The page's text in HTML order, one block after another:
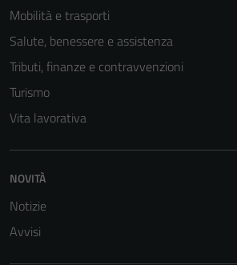
Mobilità e trasporti
Salute, benessere e assistenza
Tributi, finanze e contravvenzioni
Turismo
Vita lavorativa
NOVITÀ
Notizie
Avvisi